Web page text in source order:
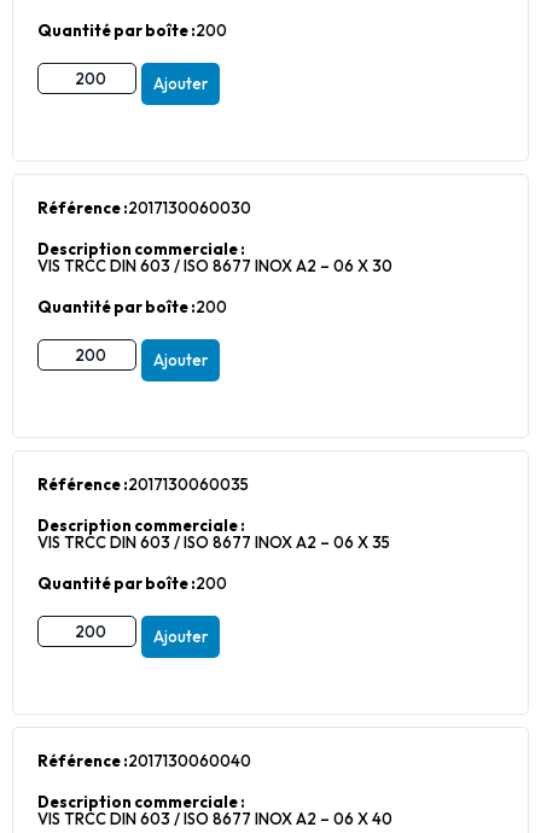
Quantité par boîte :200
Ajouter
Référence :2017130060030
Description commerciale :
VIS TRCC DIN 603 / ISO 8677 INOX A2 – 06 X 30
Quantité par boîte :200
Ajouter
Référence :2017130060035
Description commerciale :
VIS TRCC DIN 603 / ISO 8677 INOX A2 – 06 X 35
Quantité par boîte :200
Ajouter
Référence :2017130060040
Description commerciale :
VIS TRCC DIN 603 / ISO 8677 INOX A2 – 06 X 40